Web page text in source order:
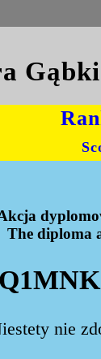
Gąbki
The diploma
nie